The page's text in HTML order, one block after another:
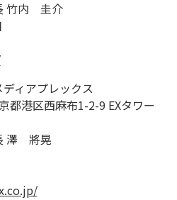
竹内 圭介
ィアプレックス
都港区西麻布1-2-9 EXタワー
澤 將晃